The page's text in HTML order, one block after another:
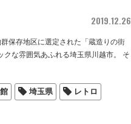
2019.12.26
保存地区に選定された「蔵造りの街
な雰囲気あふれる埼玉県川越市。 そ
埼玉県 レトロ